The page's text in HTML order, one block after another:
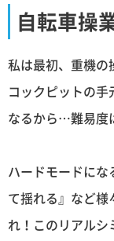
自転車操
私は最初、重機の
コックピットの
なるから…難易度
ハードモードに
て揺れる』など
れ！このリアルシ